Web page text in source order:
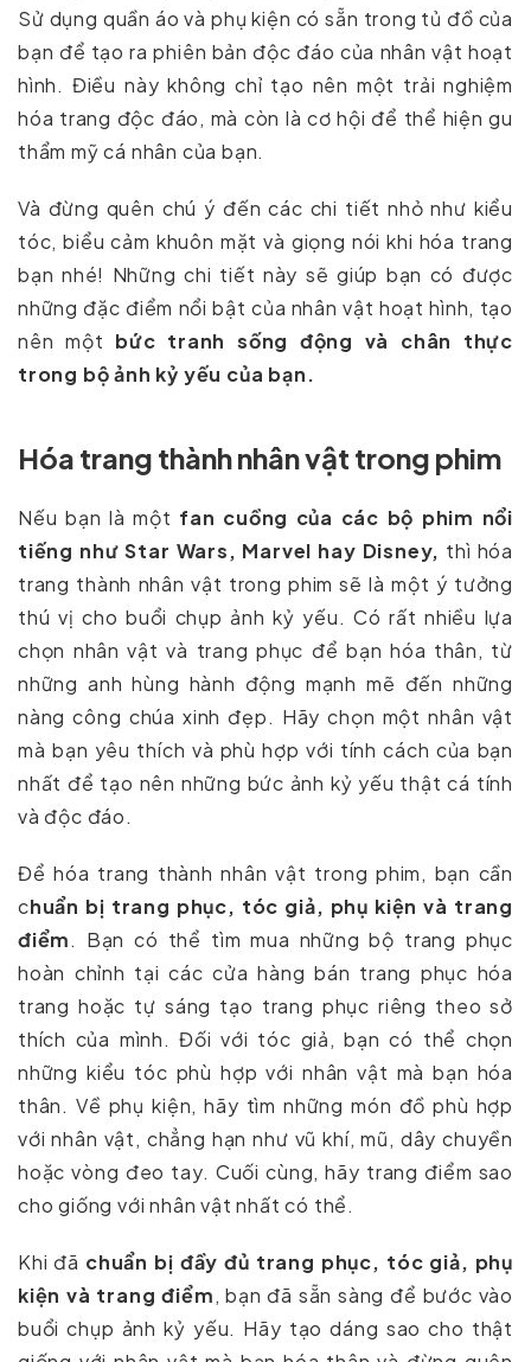
Sử dụng quần áo và phụ kiện có sẵn trong tủ đồ của
bạn để tạo ra phiên bản độc đáo của nhân vật hoạt
hình. Điều này không chỉ tạo nên một trải nghiệm
hóa trang độc đáo, mà còn là cơ hội để thể hiện gu
thẩm mỹ cá nhân của bạn.
Và đừng quên chú ý đến các chi tiết nhỏ như kiểu
tóc, biểu cảm khuôn mặt và giọng nói khi hóa trang
bạn nhé! Những chi tiết này sẽ giúp bạn có được
những đặc điểm nổi bật của nhân vật hoạt hình, tạo
nên một bức tranh sống động và chân thực
trong bộ ảnh kỷ yếu của bạn.
Hóa trang thành nhân vật trong phim
Nếu bạn là một fan cuồng của các bộ phim nổi
tiếng như Star Wars, Marvel hay Disney, thì hóa
trang thành nhân vật trong phim sẽ là một ý tưởng
thú vị cho buổi chụp ảnh kỷ yếu. Có rất nhiều lựa
chọn nhân vật và trang phục để bạn hóa thân, từ
những anh hùng hành động mạnh mẽ đến những
nàng công chúa xinh đẹp. Hãy chọn một nhân vật
mà bạn yêu thích và phù hợp với tính cách của bạn
nhất để tạo nên những bức ảnh kỷ yếu thật cá tính
và độc đáo.
Để hóa trang thành nhân vật trong phim, bạn cần
chuẩn bị trang phục, tóc giả, phụ kiện và trang
điểm. Bạn có thể tìm mua những bộ trang phục
hoàn chỉnh tại các cửa hàng bán trang phục hóa
trang hoặc tự sáng tạo trang phục riêng theo sở
thích của mình. Đối với tóc giả, bạn có thể chọn
những kiểu tóc phù hợp với nhân vật mà bạn hóa
thân. Về phụ kiện, hãy tìm những món đồ phù hợp
với nhân vật, chẳng hạn như vũ khí, mũ, dây chuyền
hoặc vòng đeo tay. Cuối cùng, hãy trang điểm sao
cho giống với nhân vật nhất có thể.
Khi đã chuẩn bị đầy đủ trang phục, tóc giả, phụ
kiện và trang điểm, bạn đã sẵn sàng để bước vào
buổi chụp ảnh kỷ yếu. Hãy tạo dáng sao cho thật